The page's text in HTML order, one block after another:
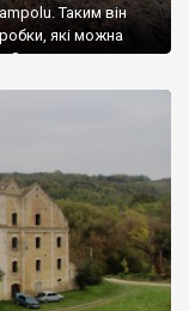
Таким він
які можна
Загалом цвинтар